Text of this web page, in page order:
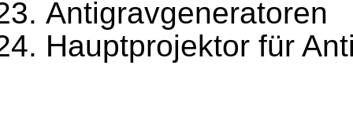
Antigravgeneratoren
Hauptprojektor für